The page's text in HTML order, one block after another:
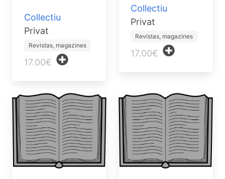
Collectiu
Privat
Revistas, magazines
17.00€
Collectiu
Privat
Revistas, magazines
17.00€